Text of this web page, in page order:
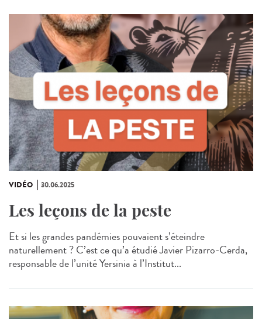
VIDÉO 30.06.2025
Les leçons de la peste
Et si les grandes pandémies pouvaient s’éteindre
naturellement ? C’est ce qu’a étudié Javier Pizarro-Cerda,
responsable de l’unité Yersinia à l’Institut...